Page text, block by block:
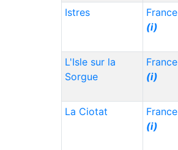
Istres
France
(i)
L'Isle sur la
Sorgue
France
(i)
La Ciotat
France
(i)